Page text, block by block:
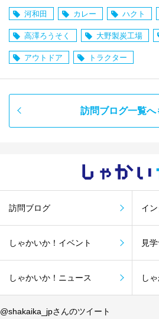
河和田 カレー ハクト
高澤ろうそく 大野製炭工場
アウトドア トラクター
訪問ブログ一覧へ
しゃかい
訪問ブログ イ
しゃかいか！イベント 見
しゃかいか！ニュース し
@shakaika_jpさんのツイート